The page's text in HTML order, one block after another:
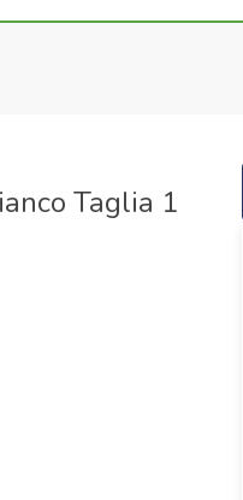
Taglia 1